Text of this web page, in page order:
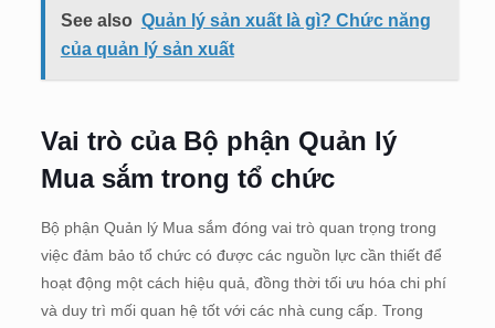
See also Quản lý sản xuất là gì? Chức năng
của quản lý sản xuất
Vai trò của Bộ phận Quản lý
Mua sắm trong tổ chức
Bộ phận Quản lý Mua sắm đóng vai trò quan trọng trong
việc đảm bảo tổ chức có được các nguồn lực cần thiết để
hoạt động một cách hiệu quả, đồng thời tối ưu hóa chi phí
và duy trì mối quan hệ tốt với các nhà cung cấp. Trong